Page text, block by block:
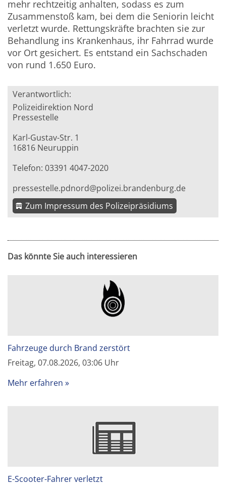
mehr rechtzeitig anhalten, sodass es zum
Zusammenstoß kam, bei dem die Seniorin leicht
verletzt wurde. Rettungskräfte brachten sie zur
Behandlung ins Krankenhaus, ihr Fahrrad wurde
vor Ort gesichert. Es entstand ein Sachschaden
von rund 1.650 Euro.
Verantwortlich:
Polizeidirektion Nord
Pressestelle
Karl-Gustav-Str. 1
16816 Neuruppin
Telefon: 03391 4047-2020
pressestelle.pdnord@polizei.brandenburg.de
Zum Impressum des Polizeipräsidiums
Das könnte Sie auch interessieren
Fahrzeuge durch Brand zerstört
Freitag, 07.08.2026, 03:06 Uhr
Mehr erfahren
E-Scooter-Fahrer verletzt